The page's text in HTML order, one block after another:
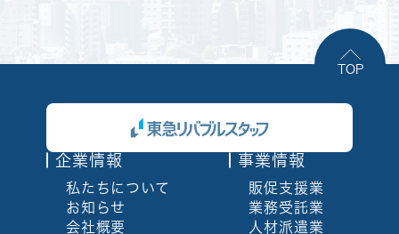
TOP
企業情報
私たちについて
お知らせ
会社概要
事業情報
販促支援業
業務受託業
人材派遣業